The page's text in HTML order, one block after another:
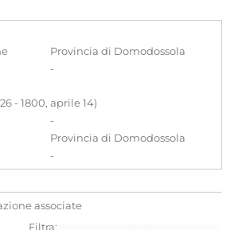
Provincia di Domodossola
-
- 1800, aprile 14)
-
Provincia di Domodossola
-
associate
Filtra: